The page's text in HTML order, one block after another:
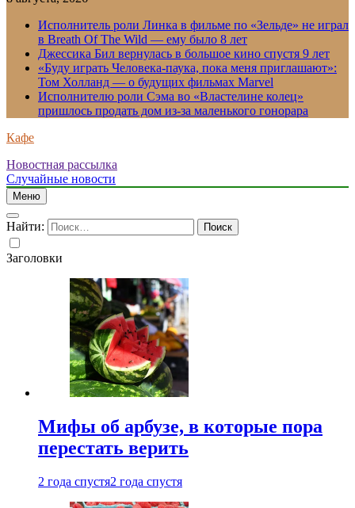
Исполнитель роли Линка в фильме по «Зельде» не играл
в Breath Of The Wild — ему было 8 лет
Джессика Бил вернулась в большое кино спустя 9 лет
«Буду играть Человека-паука, пока меня приглашают»:
Том Холланд — о будущих фильмах Marvel
Исполнителю роли Сэма во «Властелине колец»
пришлось продать дом из-за маленького гонорара
Кафе
Новостная рассылка
Случайные новости
Меню
Найти:
Заголовки
Мифы об арбузе, в которые пора
перестать верить
2 года спустя2 года спустя